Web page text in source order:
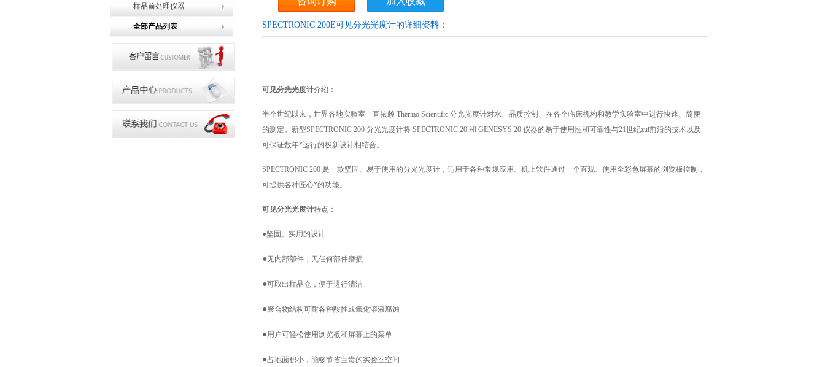
样品前处理仪器
全部产品列表 SPECTRONIC 200E可见分光光度计的详细资料：
可见分光光度计介绍：
半个世纪以来，世界各地实验室一直依赖 Thermo Scientific 分光光度计对水、品质控制、在各个临床机构和教学实验室中进行快速、简便
的测定。新型SPECTRONIC 200 分光光度计将 SPECTRONIC 20 和 GENESYS 20 仪器的易于使用性和可靠性与21世纪zui前沿的技术以及
可保证数年*运行的极新设计相结合。
SPECTRONIC 200 是一款坚固、易于使用的分光光度计，适用于各种常规应用。机上软件通过一个直观、使用全彩色屏幕的浏览板控制，
可提供各种匠心*的功能。
可见分光光度计特点：
●坚固、实用的设计
●无内部部件，无任何部件磨损
●可取出样品仓，便于进行清洁
●聚合物结构可耐各种酸性或氧化溶液腐蚀
●用户可轻松使用浏览板和屏幕上的菜单
●占地面积小，能够节省宝贵的实验室空间